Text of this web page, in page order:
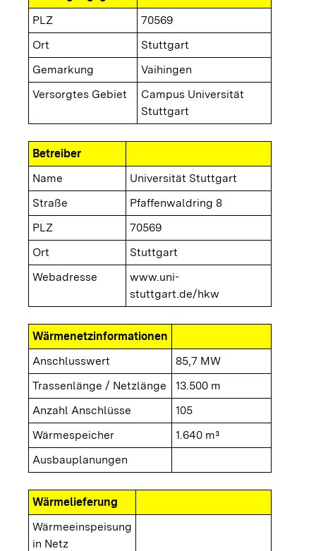
PLZ
70569
Ort
Stuttgart
Gemarkung
Vaihingen
Versorgtes Gebiet
Campus Universität
Stuttgart
Betreiber
Name
Universität Stuttgart
Straße
Pfaffenwaldring 8
PLZ
70569
Ort
Stuttgart
Webadresse
www.uni-
stuttgart.de/hkw
Wärmenetzinformationen
Anschlusswert
85,7 MW
Trassenlänge / Netzlänge
13.500 m
Anzahl Anschlüsse
105
Wärmespeicher
1.640 m³
Ausbauplanungen
Wärmelieferung
Wärmeeinspeisung
in Netz